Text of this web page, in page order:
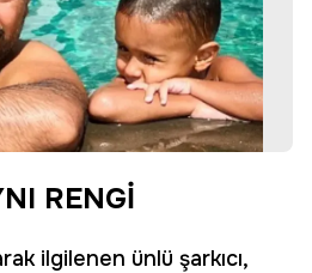
RENGİ
ilgilenen ünlü şarkıcı,